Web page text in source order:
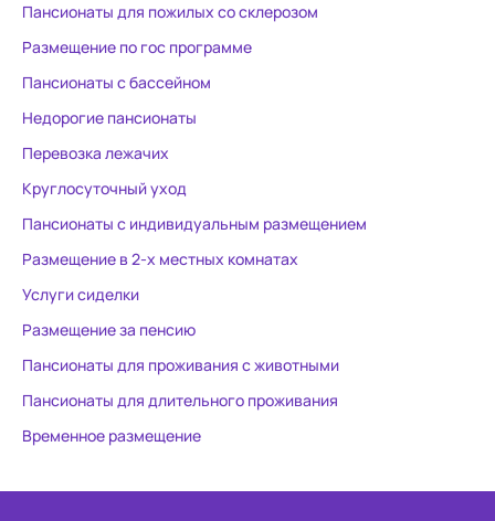
Пансионаты для пожилых со склерозом
Размещение по гос программе
Пансионаты с бассейном
Недорогие пансионаты
Перевозка лежачих
Круглосуточный уход
Пансионаты с индивидуальным размещением
Размещение в 2-х местных комнатах
Услуги сиделки
Размещение за пенсию
Пансионаты для проживания с животными
Пансионаты для длительного проживания
Временное размещение